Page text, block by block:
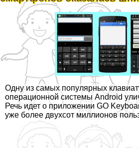
Одну из самых популярных
операционной системы Android
Речь идет о приложении GO
уже более двухсот миллионов